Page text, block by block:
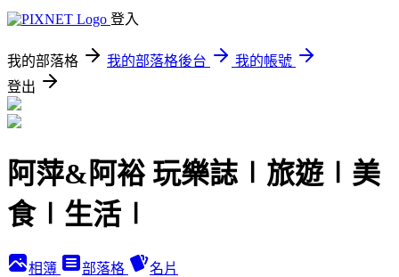
登入
我的部落格 我的部落格後台
我的帳號
登出
阿萍&阿裕 玩樂誌∣旅遊∣美
食∣生活∣
相簿 部落格 名片